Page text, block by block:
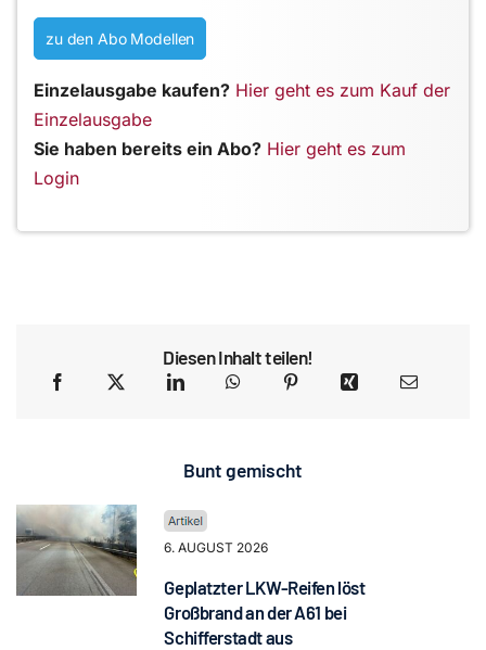
zu den Abo Modellen
Einzelausgabe kaufen? Hier geht es zum Kauf der
Einzelausgabe
Sie haben bereits ein Abo? Hier geht es zum
Login
Diesen Inhalt teilen!
Bunt gemischt
6. AUGUST 2026
Geplatzter LKW-Reifen löst
Großbrand an der A61 bei
Schifferstadt aus